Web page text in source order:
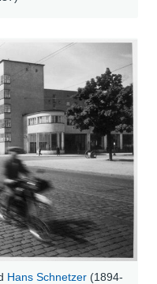
Hans Schnetzer (1894-